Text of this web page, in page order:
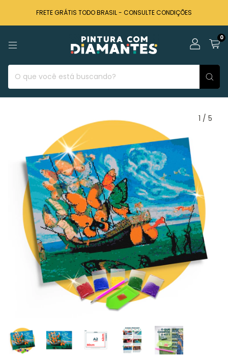
FRETE GRÁTIS TODO BRASIL - CONSULTE CONDIÇÕES
0
1 / 5